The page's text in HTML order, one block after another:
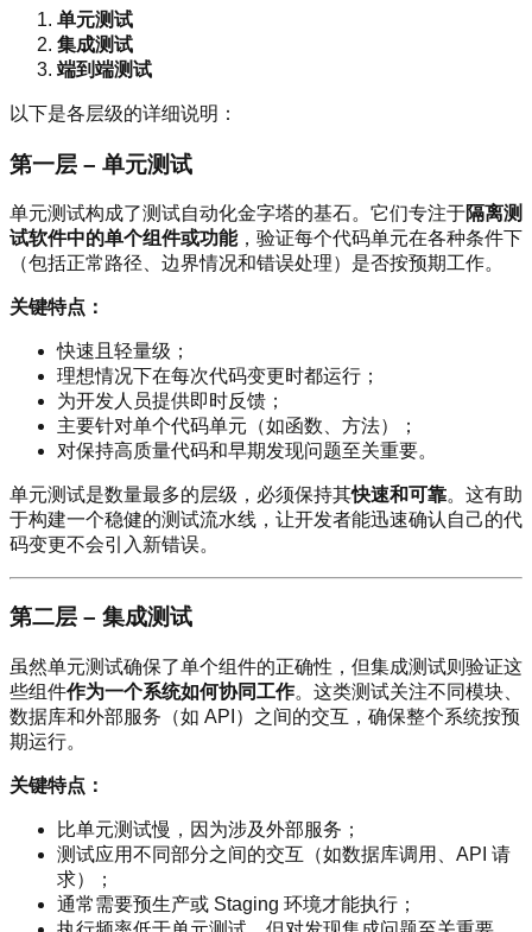
单元测试
集成测试
端到端测试
以下是各层级的详细说明：
第一层 – 单元测试
单元测试构成了测试自动化金字塔的基石。它们专注于隔离测
试软件中的单个组件或功能，验证每个代码单元在各种条件下
（包括正常路径、边界情况和错误处理）是否按预期工作。
关键特点：
快速且轻量级；
理想情况下在每次代码变更时都运行；
为开发人员提供即时反馈；
主要针对单个代码单元（如函数、方法）；
对保持高质量代码和早期发现问题至关重要。
单元测试是数量最多的层级，必须保持其快速和可靠。这有助
于构建一个稳健的测试流水线，让开发者能迅速确认自己的代
码变更不会引入新错误。
第二层 – 集成测试
虽然单元测试确保了单个组件的正确性，但集成测试则验证这
些组件作为一个系统如何协同工作。这类测试关注不同模块、
数据库和外部服务（如 API）之间的交互，确保整个系统按预
期运行。
关键特点：
比单元测试慢，因为涉及外部服务；
测试应用不同部分之间的交互（如数据库调用、API 请
求）；
通常需要预生产或 Staging 环境才能执行；